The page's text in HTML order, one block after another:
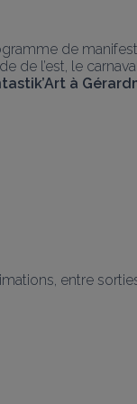
de
de l’est, le
à
entre